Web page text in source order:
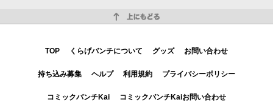
TOP くらげバンチについて グッズ お問い合わせ
持ち込み募集 ヘルプ 利用規約 プライバシーポリシー
コミックバンチKai コミックバンチKaiお問い合わせ